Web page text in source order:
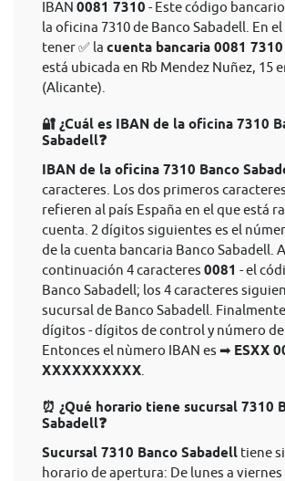
IBAN 0081 7310 - Este código
la oficina 7310 de Banco Sabadell. En el
tener ✅ la cuenta bancaria 0081 7310
está ubicada en Rb Mendez Nuñez, 15
(Alicante).
🔐 ¿Cuál es IBAN de la oficina 7310
Sabadell❓
IBAN de la oficina 7310 Banco
caracteres. Los dos primeros caracteres
refieren al país España en el que está
cuenta. 2 dígitos siguientes es el
de la cuenta bancaria Banco Sabadell. A
continuación 4 caracteres 0081 - el
Banco Sabadell; los 4 caracteres
sucursal de Banco Sabadell.
dígitos - dígitos de control y número de
Entonces el nùmero IBAN es ➡ ESXX
XXXXXXXXXX
⏰ ¿Qué horario tiene sucursal 7310
Sabadell❓
Sucursal 7310 Banco Sabadell tiene
horario de apertura: De lunes a viernes